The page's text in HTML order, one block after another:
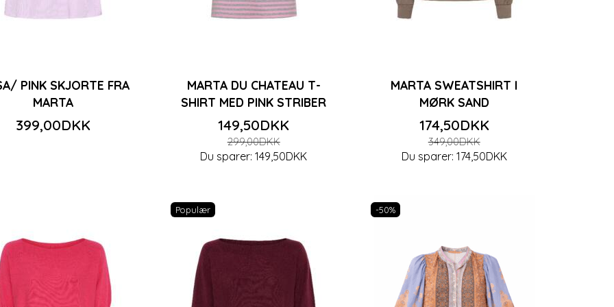
PINK SKJORTE FRA
MARTA
399,00DKK
MARTA DU CHATEAU T-
SHIRT MED PINK STRIBER
149,50DKK
299,00DKK
Du sparer:149,50DKK
MARTA SWEATSHIRT I
MØRK SAND
174,50DKK
349,00DKK
Du sparer: 174,50DKK
Populær -50%